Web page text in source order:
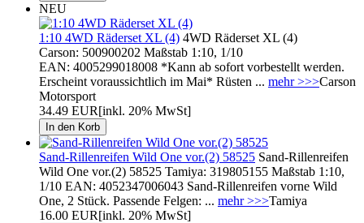
NEU
1:10 4WD Räderset XL (4) 4WD Räderset XL (4)
Carson: 500900202 Maßstab 1:10, 1/10
EAN: 4005299018008 *Kann ab sofort vorbestellt werden.
Erscheint voraussichtlich im Mai* Rüsten ... mehr >>>Carson
Motorsport
34.49 EUR[inkl. 20% MwSt]
Sand-Rillenreifen Wild One vor.(2) 58525 Sand-Rillenreifen
Wild One vor.(2) 58525 Tamiya: 319805155 Maßstab 1:10,
1/10 EAN: 4052347006043 Sand-Rillenreifen vorne Wild
One, 2 Stück. Passende Felgen: ... mehr >>>Tamiya
16.00 EUR[inkl. 20% MwSt]